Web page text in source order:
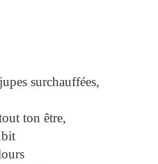
surchauffées,
ton être,